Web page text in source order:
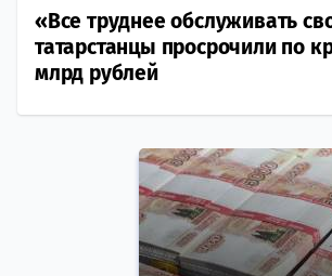
«Все труднее обслуживать
татарстанцы просрочили по
млрд рублей